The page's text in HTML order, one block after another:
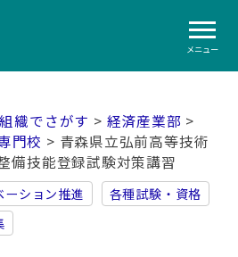
メニュー
組織でさがす > 経済産業部 >
門校 > 青森県立弘前高等技術
備技能登録試験対策講習
ーション推進
各種試験・資格